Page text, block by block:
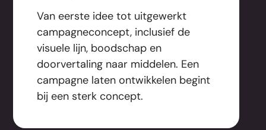
Van eerste idee tot uitgewerkt
campagneconcept, inclusief de
visuele lijn, boodschap en
doorvertaling naar middelen. Een
campagne laten ontwikkelen begint
bij een sterk concept.